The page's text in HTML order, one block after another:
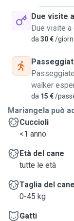
Due visite
Due visite
da 30 €/
walker
da 15 €/
Mariangela può
Cuccioli
<1 anno
Età del cane
tutte le età
Taglia del cane
0-45 kg
Gatti